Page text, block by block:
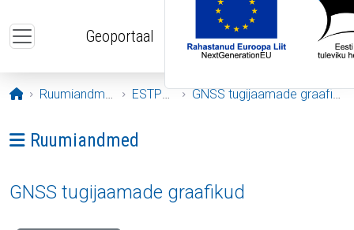
Geoportaal
Avaleht
Ruumiandmed ESTPOS GNSS tugijaamade graafikud
Ava menüü: Ruumiandmed
Ruumiandmed
GNSS tugijaamade graafikud